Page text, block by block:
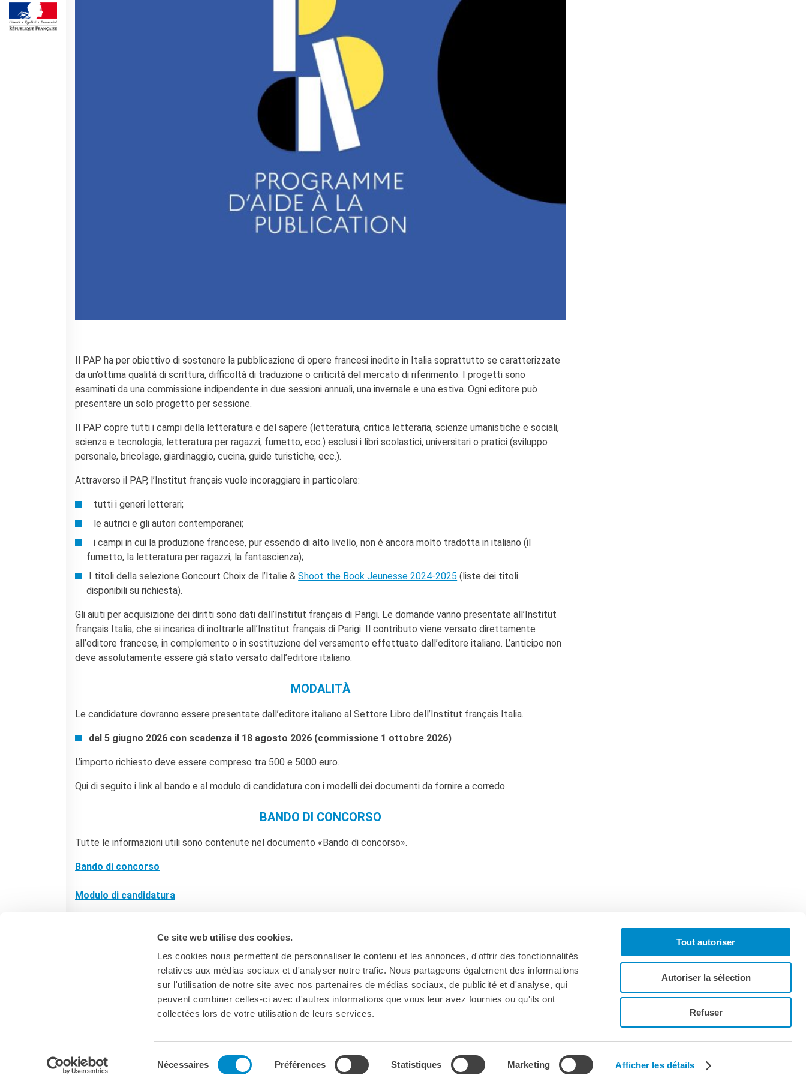
Ce site web utilise des cookies.
Les cookies nous permettent de personnaliser le contenu et les annonces, d'offrir des fonctionnalités
relatives aux médias sociaux et d'analyser notre trafic. Nous partageons également des informations
sur l'utilisation de notre site avec nos partenaires de médias sociaux, de publicité et d'analyse, qui
peuvent combiner celles-ci avec d'autres informations que vous leur avez fournies ou qu'ils ont
collectées lors de votre utilisation de leurs services.
Nécessaires Préférences Statistiques Marketing Afficher les détails
Tout autoriser
Autoriser la sélection
Refuser
Come sostenere
I Vantaggi
I nostri luoghi
I contatti
I nostri sostenitori
ARCHIVES
Café dell'innovazione
Dialoghi del Farnese
Festa della musica
Incontro italo-francesi sul
mondo di domani
La Notte delle Idee
Operazioni artistiche
PERCHÉ IMPARARE IL
FRANCESE
RECHERCHER
Il PAP ha per obiettivo di sostenere la pubblicazione di opere francesi inedite in Italia soprattutto se caratterizzate
da un’ottima qualità di scrittura, difficoltà di traduzione o criticità del mercato di riferimento. I progetti sono
esaminati da una commissione indipendente in due sessioni annuali, una invernale e una estiva. Ogni editore può
presentare un solo progetto per sessione.
Il PAP copre tutti i campi della letteratura e del sapere (letteratura, critica letteraria, scienze umanistiche e sociali,
scienza e tecnologia, letteratura per ragazzi, fumetto, ecc.) esclusi i libri scolastici, universitari o pratici (sviluppo
personale, bricolage, giardinaggio, cucina, guide turistiche, ecc.).
Attraverso il PAP, l’Institut français vuole incoraggiare in particolare:
tutti i generi letterari;
le autrici e gli autori contemporanei;
i campi in cui la produzione francese, pur essendo di alto livello, non è ancora molto tradotta in italiano (il
fumetto, la letteratura per ragazzi, la fantascienza);
I titoli della selezione Goncourt Choix de l’Italie &Shoot the Book Jeunesse 2024-2025 (liste dei titoli
disponibili su richiesta).
Gli aiuti per acquisizione dei diritti sono dati dall’Institut français di Parigi. Le domande vanno presentate all’Institut
français Italia, che si incarica di inoltrarle all’Institut français di Parigi. Il contributo viene versato direttamente
all’editore francese, in complemento o in sostituzione del versamento effettuato dall’editore italiano. L’anticipo non
deve assolutamente essere già stato versato dall’editore italiano.
MODALITÀ
Le candidature dovranno essere presentate dall’editore italiano al Settore Libro dell’Institut français Italia.
dal 5 giugno 2026 con scadenza il 18 agosto 2026 (commissione 1 ottobre 2026)
​L’importo richiesto deve essere compreso tra 500 e 5000 euro.
Qui di seguito i link al bando e al modulo di candidatura con i modelli dei documenti da fornire a corredo.
BANDO DI CONCORSO
Tutte le informazioni utili sono contenute nel documento «Bando di concorso».
Bando di concorso
Modulo di candidatura
Abonnez-vous à la lettre d'informations